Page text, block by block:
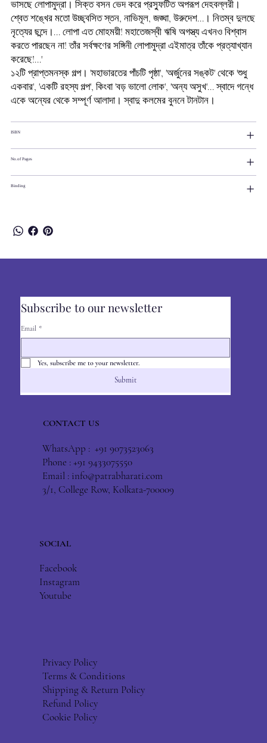
ভাসছে লোপামুদ্রা। সিক্ত বসন ভেদ করে প্রস্ফুটিত অপরূপ দেহবল্লরী।
শ্বেত শঙ্খের মতো উচ্ছ্বসিত স্তন, নাভিমূল, জঙ্ঘা, উরুদেশ...। নিতম্ব দুলছে
নৃত্যের ছন্দে।... লোপা এত মোহময়ী! মহাতেজস্বী ঋষি অগস্ত্য এখনও বিশ্বাস
করতে পারছেন না! তাঁর সর্বক্ষণের সঙ্গিনী লোপামুদ্রা এইমাত্র তাঁকে প্রত্যাখ্যান
করেছে!...'
১২টি প্রাপ্তমনস্ক গল্প। 'মহাভারতের পাঁচটি পৃষ্ঠা', 'অর্জুনের সঙ্কট' থেকে 'শুধু
একবার', 'একটি রহস্য গল্প', কিংবা 'বড় ভালো লোক', 'অন্য অসুখ'... স্বাদে গন্ধে
একে অন্যের থেকে সম্পূর্ণ আলাদা। স্বাদু কলমের বুননে টানটান।
ISBN
No.of Pages
Binding
Subscribe to our newsletter
Email *
Yes, subscribe me to your newsletter.
Submit
CONTACT US
WhatsApp : +91 9073523063
Phone : +91 9433075550
Email : info@patrabharati.com
3/1, College Row, Kolkata-700009
SOCIAL
Facebook
Instagram
Youtube
Privacy Policy
Terms & Conditions
Shipping & Return Policy
Refund Policy
Cookie Policy